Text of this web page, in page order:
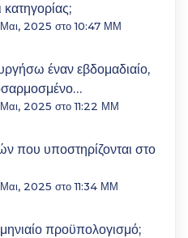
Μαι, 2025 στο 10:47 ΜΜ
έναν εβδομαδιαίο,
2025 στο 11:22 ΜΜ
που υποστηρίζονται στο
2025 στο 11:34 ΜΜ
προϋπολογισμό;